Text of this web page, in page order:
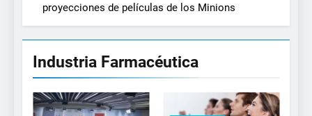
proyecciones de películas de los Minions
Industria Farmacéutica